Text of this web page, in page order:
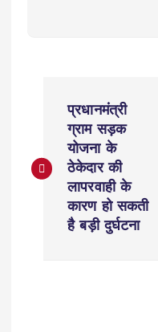
s
प्रधानमंत्री
ग्राम सड़क
योजना के
ठेकेदार की
लापरवाही के
कारण हो सकती
है बड़ी दुर्घटना